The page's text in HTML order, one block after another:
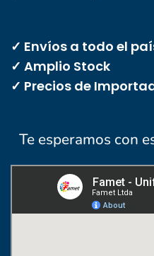
✓ Envíos a todo el
✓ Amplio Stock
✓ Precios de
Te esperamos con